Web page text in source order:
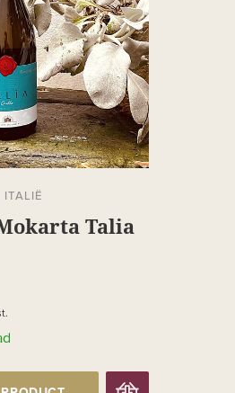
ITALIË
Talia